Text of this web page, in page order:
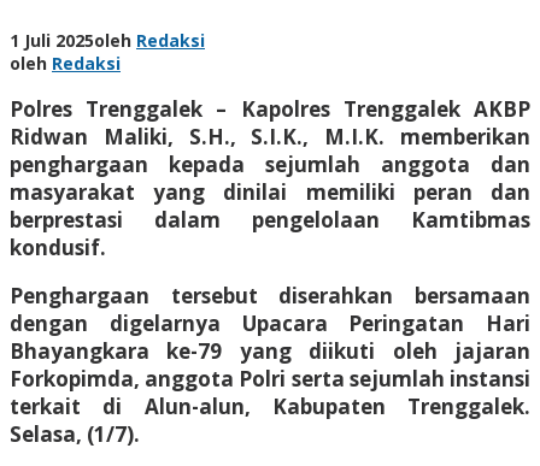
1 Juli 2025oleh Redaksi
oleh Redaksi
Polres Trenggalek – Kapolres Trenggalek AKBP
Ridwan Maliki, S.H., S.I.K., M.I.K. memberikan
penghargaan kepada sejumlah anggota dan
masyarakat yang dinilai memiliki peran dan
berprestasi dalam pengelolaan Kamtibmas
kondusif.
Penghargaan tersebut diserahkan bersamaan
dengan digelarnya Upacara Peringatan Hari
Bhayangkara ke-79 yang diikuti oleh jajaran
Forkopimda, anggota Polri serta sejumlah instansi
terkait di Alun-alun, Kabupaten Trenggalek.
Selasa, (1/7).